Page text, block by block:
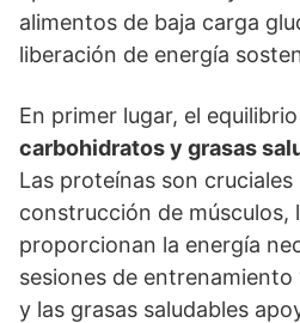
alimentos de baja carga
liberación de energía
En primer lugar, el
carbohidratos y grasas
Las proteínas son
construcción de músculos,
proporcionan la energía
sesiones de
y las grasas saludables